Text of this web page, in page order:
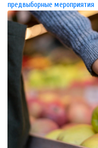
предвыборные мероприятия